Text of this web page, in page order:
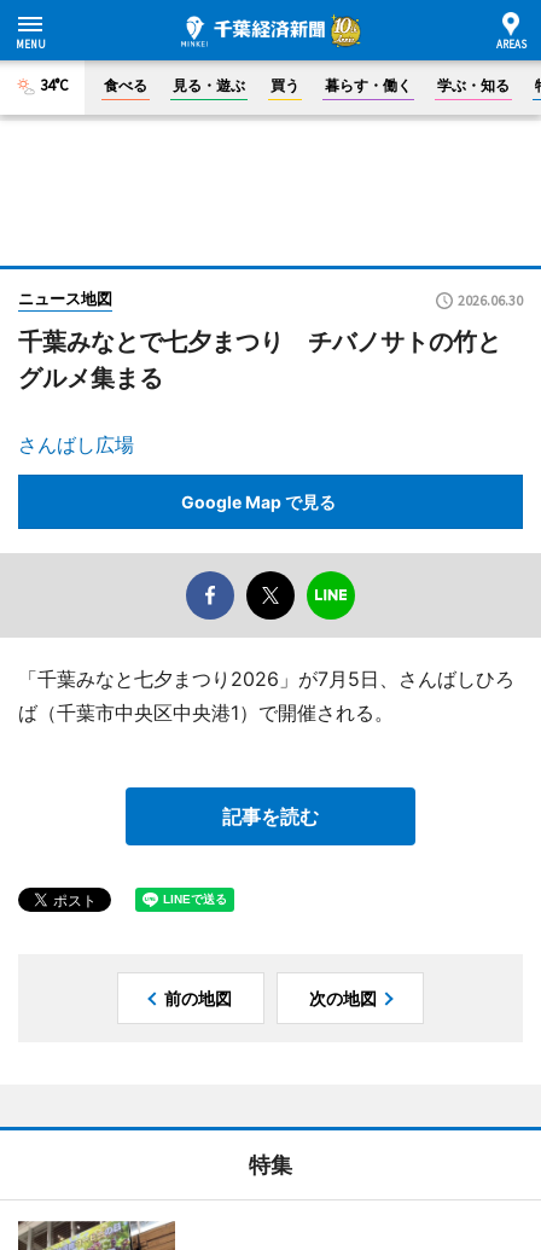
34°C 食べる 見る・遊ぶ 買う 暮らす・働く 学ぶ・知る
ニュース地図 2026.06.30
千葉みなとで七夕まつり チバノサトの竹と
グルメ集まる
さんばし広場
Google Map で見る
「千葉みなと七夕まつり2026」が7月5日、さんばしひろ
ば（千葉市中央区中央港1）で開催される。
記事を読む
前の地図 次の地図
特集